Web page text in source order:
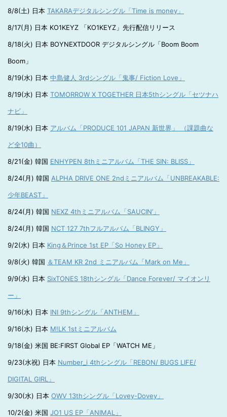
8/8(土) 日本 TAKARAデジタルシングル「Time is money」
8/17(月) 日本 KO1KEYZ 「KO1KEYZ」先行配信リリース
8/18(火) 日本 BOYNEXTDOOR デジタルシングル「Boom Boom
Boom」
8/19(水) 日本 中島健人 3rdシングル「鬼事/ Fiction Love」
8/19(水) 日本 TOMORROW X TOGETHER 日本5thシングル「セツナハ
ナビ」
8/19(水) 日本 アルバム「PRODUCE 101 JAPAN 新世界」 （課題曲な
ど全10曲）
8/21(金) 韓国 ENHYPEN 8thミニアルバム「THE SIN: BLISS」
8/24(月) 韓国 ALPHA DRIVE ONE 2ndミニアルバム「UNBREAKABLE:
少年BEAST」
8/24(月) 韓国 NEXZ 4thミニアルバム「SAUCIN’」
8/24(月) 韓国 NCT 127 7thフルアルバム「BLINGY」
9/2(水) 日本 King＆Prince 1st EP「So Honey EP」
9/8(火) 韓国 ＆TEAM KR 2nd ミニアルバム「Mark on Me」
9/9(水) 日本 SixTONES 18thシングル「Dance Forever/ マイオンリ
ー」
9/16(水) 日本 INI 9thシングル「ANTHEM」
9/16(水) 日本 M!LK 1stミニアルバム
9/18(金) 米国 BE:FIRST Global EP「WATCH ME」
9/23(水祝) 日本 Number_i 4thシングル「REBON/ BUGS LIFE/
DIGITAL GIRL」
9/30(水) 日本 OWV 13thシングル「Lovey-Dovey」
10/2(金) 米国 JO1 US EP「ANIMAL」